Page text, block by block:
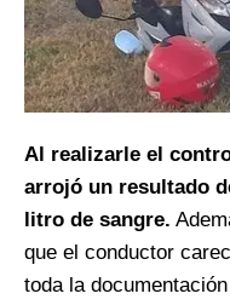
Al realizarle el
arrojó un resultado
litro de sangre.
que el conductor
toda la